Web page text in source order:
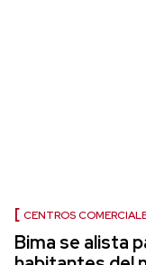
CENTROS
Bima se alista